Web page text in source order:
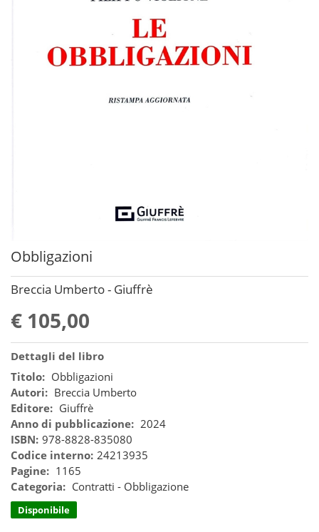
Obbligazioni
Breccia Umberto - Giuffrè
€ 105,00
Dettagli del libro
Titolo: Obbligazioni
Autori: Breccia Umberto
Editore: Giuffrè
Anno di pubblicazione: 2024
ISBN: 978-8828-835080
Codice interno: 24213935
Pagine: 1165
Categoria: Contratti - Obbligazione
Disponibile